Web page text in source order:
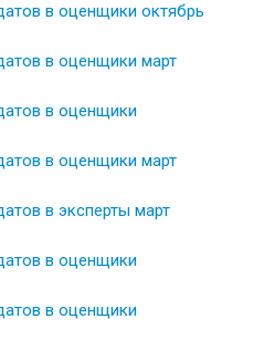
в оценщики октябрь
в оценщики март
в оценщики
в оценщики март
в эксперты март
в оценщики
в оценщики